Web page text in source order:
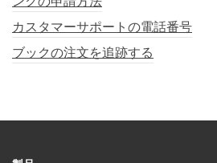
カスタマーサポートの電話番号
ブックの注文を追跡する